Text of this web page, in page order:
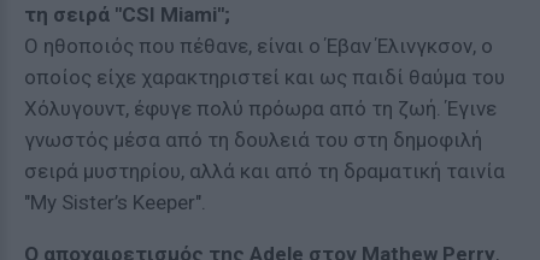
τη σειρά "CSI Miami";
Ο ηθοποιός που πέθανε, είναι ο Έβαν Έλινγκσον, ο
οποίος είχε χαρακτηριστεί και ως παιδί θαύμα του
Χόλυγουντ, έφυγε πολύ πρόωρα από τη ζωή. Έγινε
γνωστός μέσα από τη δουλειά του στη δημοφιλή
σειρά μυστηρίου, αλλά και από τη δραματική ταινία
"My Sister’s Keeper".
Ο αποχαιρετισμός της Adele στον Mathew Perry,